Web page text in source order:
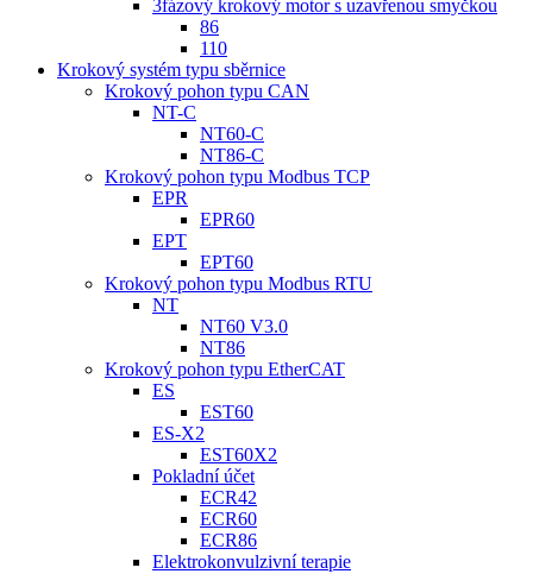
3fázový krokový motor s uzavřenou smyčkou
86
110
Krokový systém typu sběrnice
Krokový pohon typu CAN
NT-C
NT60-C
NT86-C
Krokový pohon typu Modbus TCP
EPR
EPR60
EPT
EPT60
Krokový pohon typu Modbus RTU
NT
NT60 V3.0
NT86
Krokový pohon typu EtherCAT
ES
EST60
ES-X2
EST60X2
Pokladní účet
ECR42
ECR60
ECR86
Elektrokonvulzivní terapie